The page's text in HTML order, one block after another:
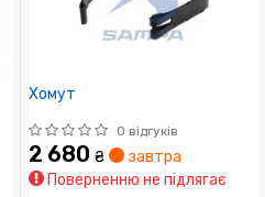
Хомут
0 відгуків
2 680 ₴
завтра
Поверненню не підлягає